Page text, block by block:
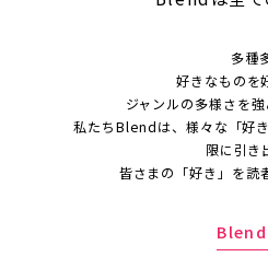
多種
好きなものを
ジャンルの多様さを
私たちBlendは、様々な「好
限に引き
皆さまの「好き」を読